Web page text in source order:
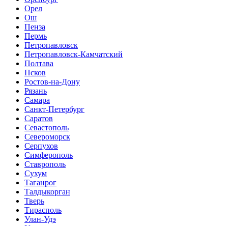
Орел
Ош
Пенза
Пермь
Петропавловск
Петропавловск-Камчатский
Полтава
Псков
Ростов-на-Дону
Рязань
Самара
Санкт-Петербург
Саратов
Севастополь
Североморск
Серпухов
Симферополь
Ставрополь
Сухум
Таганрог
Tалдыкорган
Тверь
Тирасполь
Улан-Удэ